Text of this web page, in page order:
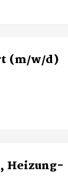
(m/w/d)
Heizung-